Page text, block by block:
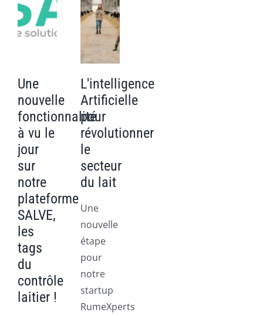
Une
nouvelle
fonctionnalité
à vu le
jour
sur
notre
plateforme
SALVE,
les
tags
du
contrôle
laitier !
L'intelligence
Artificielle
pour
révolutionner
le
secteur
du lait
Une
nouvelle
étape
pour
notre
startup
RumeXperts